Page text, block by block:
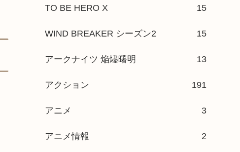
TO BE HERO X 15
WIND BREAKER シーズン2 15
アークナイツ 焔燼曙明 13
アクション 191
アニメ 3
アニメ情報 2